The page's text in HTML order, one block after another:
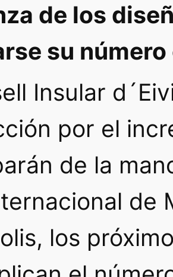
de los
su
Insular
por el
de la
de
los